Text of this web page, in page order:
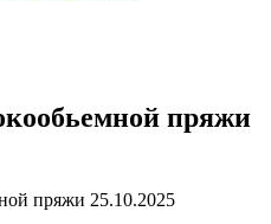
пряжи